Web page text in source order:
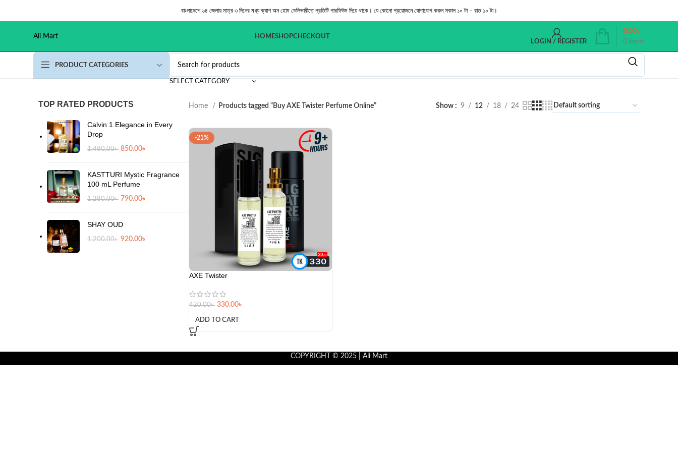
বাংলাদেশে ৬৪ জেলায় মাত্র ৩ দিনের মধ্য ক্যাশ অন হোম ডেলিভারীতে প্রতিটি পারফিউম দিয়ে থাকে। যে কোনো প্রয়োজনে যোগাযোগ করুন সকাল ১০ টা – রাত ১০ টা।
Ali Mart HOMESHOPCHECKOUT
LOGIN / REGISTER
0 items
0.00৳
PRODUCT CATEGORIES
SELECT CATEGORY
TOP RATED PRODUCTS
Calvin 1 Elegance in Every
Drop
1,480.00৳ 850.00৳
KASTTURI Mystic Fragrance
100 mL Perfume
1,280.00৳ 790.00৳
SHAY OUD
1,200.00৳ 920.00৳
Home Products tagged “Buy AXE Twister Perfume Online” Show 9 12 18 24
-21%
AXE Twister
420.00৳ 330.00৳
ADD TO CART
COPYRIGHT © 2025 | Ali Mart